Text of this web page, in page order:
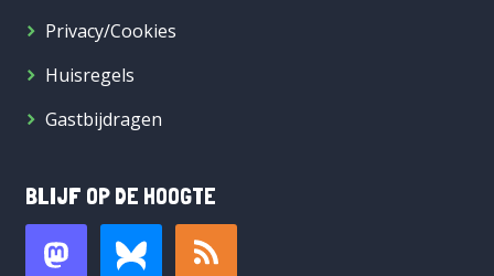
Privacy/Cookies
Huisregels
Gastbijdragen
BLIJF OP DE HOOGTE